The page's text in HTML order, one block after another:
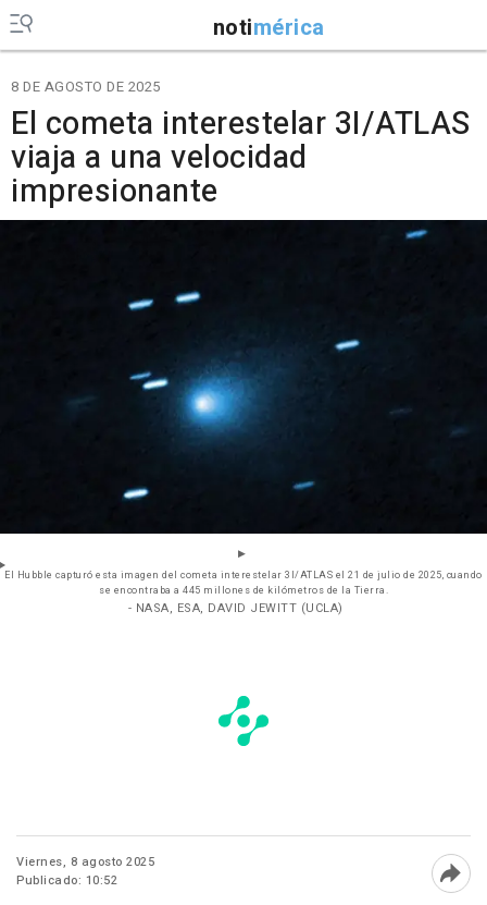
notimérica
8 DE AGOSTO DE 2025
El cometa interestelar 3I/ATLAS
viaja a una velocidad
impresionante
El Hubble capturó esta imagen del cometa interestelar 3I/ATLAS el 21 de julio de 2025, cuando
se encontraba a 445 millones de kilómetros de la Tierra.
- NASA, ESA, DAVID JEWITT (UCLA)
Viernes, 8 agosto 2025
Publicado: 10:52